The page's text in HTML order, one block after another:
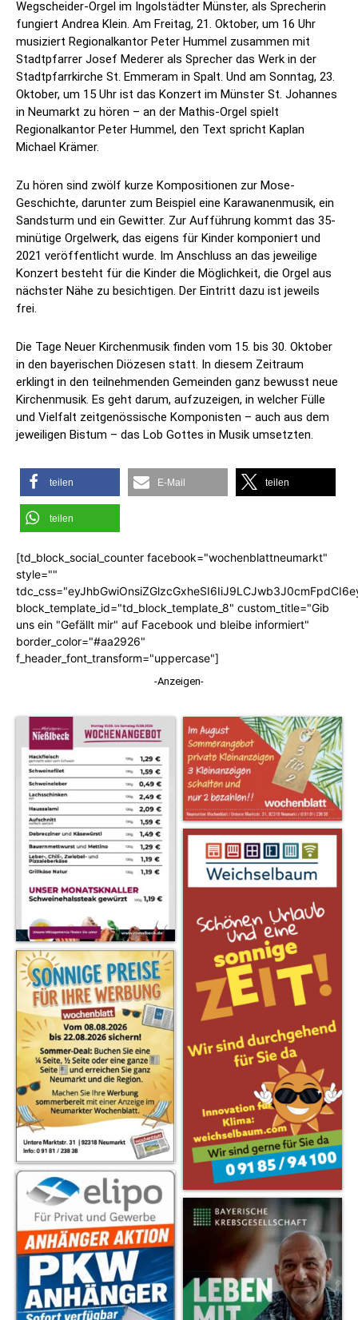
Wegscheider-Orgel im Ingolstädter Münster, als Sprecherin
fungiert Andrea Klein. Am Freitag, 21. Oktober, um 16 Uhr
musiziert Regionalkantor Peter Hummel zusammen mit
Stadtpfarrer Josef Mederer als Sprecher das Werk in der
Stadtpfarrkirche St. Emmeram in Spalt. Und am Sonntag, 23.
Oktober, um 15 Uhr ist das Konzert im Münster St. Johannes
in Neumarkt zu hören – an der Mathis-Orgel spielt
Regionalkantor Peter Hummel, den Text spricht Kaplan
Michael Krämer.
Zu hören sind zwölf kurze Kompositionen zur Mose-
Geschichte, darunter zum Beispiel eine Karawanenmusik, ein
Sandsturm und ein Gewitter. Zur Aufführung kommt das 35-
minütige Orgelwerk, das eigens für Kinder komponiert und
2021 veröffentlicht wurde. Im Anschluss an das jeweilige
Konzert besteht für die Kinder die Möglichkeit, die Orgel aus
nächster Nähe zu besichtigen. Der Eintritt dazu ist jeweils
frei.
Die Tage Neuer Kirchenmusik finden vom 15. bis 30. Oktober
in den bayerischen Diözesen statt. In diesem Zeitraum
erklingt in den teilnehmenden Gemeinden ganz bewusst neue
Kirchenmusik. Es geht darum, aufzuzeigen, in welcher Fülle
und Vielfalt zeitgenössische Komponisten – auch aus dem
jeweiligen Bistum – das Lob Gottes in Musik umsetzten.
teilen E-Mail teilen
teilen
[td_block_social_counter facebook="wochenblattneumarkt"
style=""
block_template_id="td_block_template_8" custom_title="Gib
uns ein "Gefällt mir" auf Facebook und bleibe informiert"
border_color="#aa2926"
f_header_font_transform="uppercase"]
-Anzeigen-